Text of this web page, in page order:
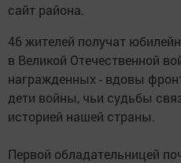
сайт района.
46 жителей получат
в Великой Отечественной
награжденных - вдовы
дети войны, чьи судьбы
историей нашей страны.
Первой обладательницей